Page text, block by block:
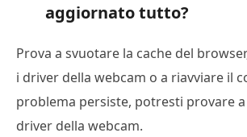
aggiornato tutto?
Prova a svuotare la cache del
i driver della webcam o a riavviare il
problema persiste, potresti provare
driver della webcam.